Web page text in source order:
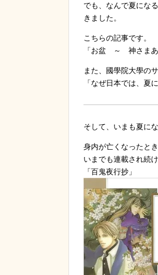
でも、なんで夏にな
きました。
こちらの記事です。
「お盆 ～ 神さまあ
また、國學院大學の
「なぜ日本では、
そして、いまも夏に
身内が亡くなったと
いまでも連載され続
「百鬼夜行抄」